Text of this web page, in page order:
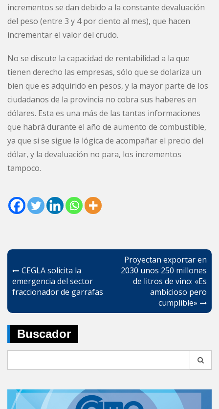
incrementos se dan debido a la constante devaluación
del peso (entre 3 y 4 por ciento al mes), que hacen
incrementar el valor del crudo.
No se discute la capacidad de rentabilidad a la que
tienen derecho las empresas, sólo que se dolariza un
bien que es adquirido en pesos, y la mayor parte de los
ciudadanos de la provincia no cobra sus haberes en
dólares. Esta es una más de las tantas informaciones
que habrá durante el año de aumento de combustible,
ya que si se sigue la lógica de acompañar el precio del
dólar, y la devaluación no para, los incrementos
tampoco.
Navegación
de
entradas
CEGLA solicita la
emergencia del sector
fraccionador de garrafas
Proyectan exportar en
2030 unos 250 millones
de litros de vino: «Es
ambicioso pero
cumplible»
Buscador